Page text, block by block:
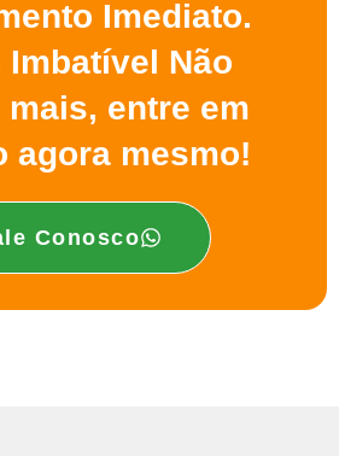
Imediato.
Imbatível Não
mais, entre em
agora mesmo!
Conosco